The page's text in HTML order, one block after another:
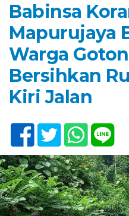
Babinsa
Mapurujaya
Warga
Bersihkan
Kiri Jalan